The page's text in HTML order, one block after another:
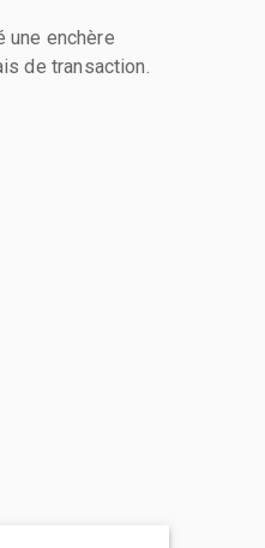
une enchère
de transaction.